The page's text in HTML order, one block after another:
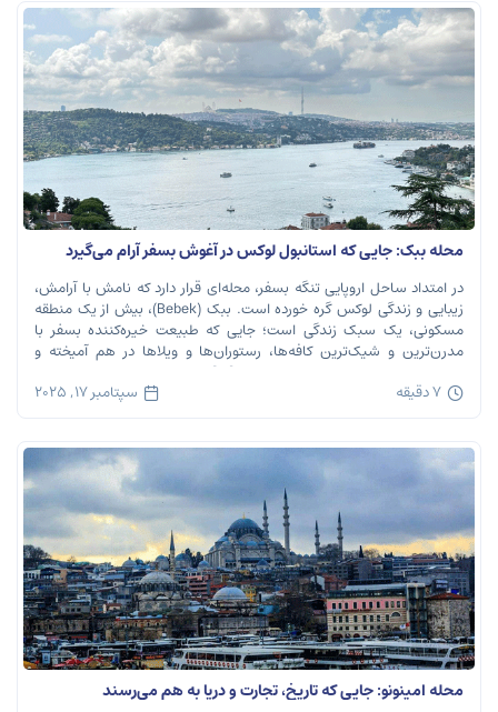
محله ببک: جایی که استانبول لوکس در آغوش بسفر آرام می‌گیرد
در امتداد ساحل اروپایی تنگه بسفر، محله‌ای قرار دارد که نامش با آرامش،
زیبایی و زندگی لوکس گره خورده است. ببک (Bebek)، بیش از یک منطقه
مسکونی، یک سبک زندگی است؛ جایی که طبیعت خیره‌کننده بسفر با
مدرن‌ترین و شیک‌ترین کافه‌ها، رستوران‌ها و ویلاها در هم آمیخته و
تصویری بی‌نظیر از استانبول معاصر را به […]
7 دقیقه سپتامبر 17, 2025
محله امینونو: جایی که تاریخ، تجارت و دریا به هم می‌رسند